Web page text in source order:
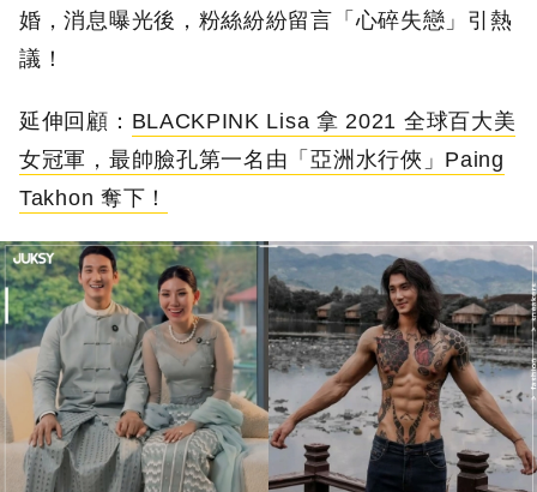
婚，消息曝光後，粉絲紛紛留言「心碎失戀」引熱
議！
延伸回顧： BLACKPINK Lisa 拿 2021 全球百大美
女冠軍，最帥臉孔第一名由「亞洲水行俠」Paing
Takhon 奪下！